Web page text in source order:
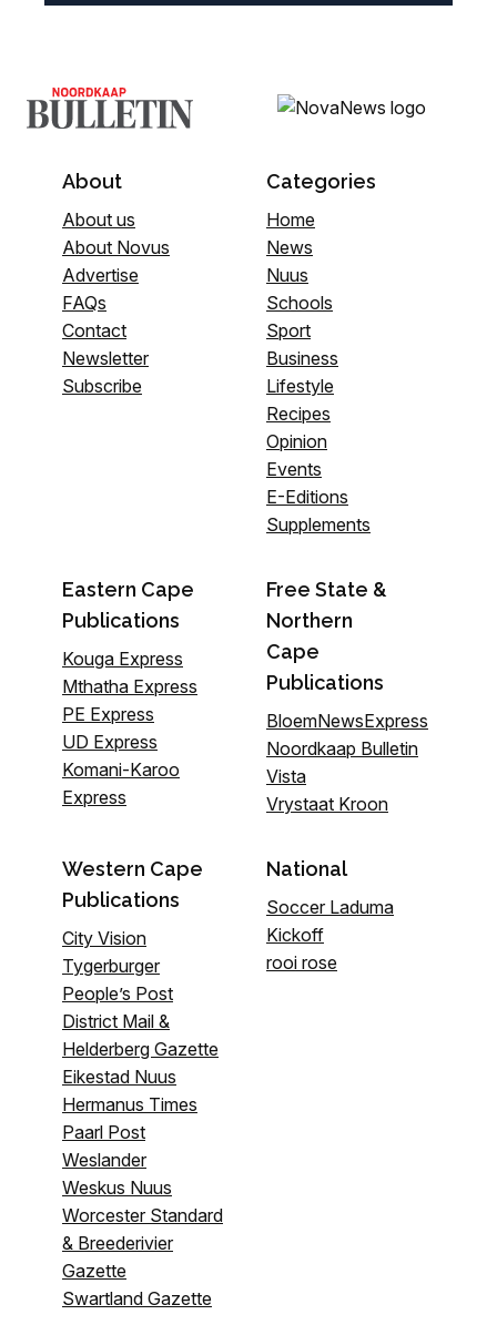
About
About us
About Novus
Advertise
FAQs
Contact
Newsletter
Subscribe
Categories
Home
News
Nuus
Schools
Sport
Business
Lifestyle
Recipes
Opinion
Events
E-Editions
Supplements
Eastern Cape
Publications
Kouga Express
Mthatha Express
PE Express
UD Express
Komani-Karoo
Express
Free State &
Northern
Cape
Publications
BloemNewsExpress
Noordkaap Bulletin
Vista
Vrystaat Kroon
Western Cape
Publications
City Vision
Tygerburger
People’s Post
District Mail &
Helderberg Gazette
Eikestad Nuus
Hermanus Times
Paarl Post
Weslander
Weskus Nuus
Worcester Standard
& Breederivier
Gazette
Swartland Gazette
National
Soccer Laduma
Kickoff
rooi rose